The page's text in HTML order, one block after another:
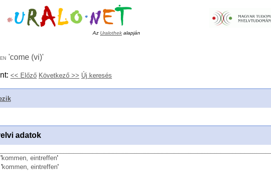
Az Uralothek alapján
en 'come (vi)'
<< Előző Következő >> Új keresés
adatok
'kommen, eintreffen'
'kommen, eintreffen'